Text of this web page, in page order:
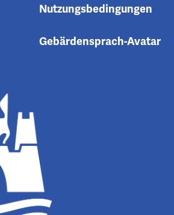
Nutzungsbedingungen
Gebärdensprach-Avatar